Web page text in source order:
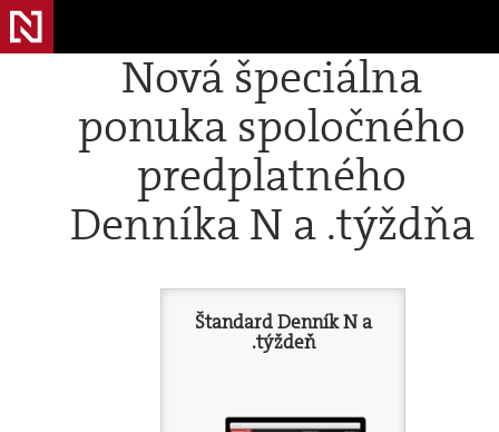
Nová špeciálna
ponuka spoločného
predplatného
Denníka N a .týždňa
Štandard Denník N a
.týždeň